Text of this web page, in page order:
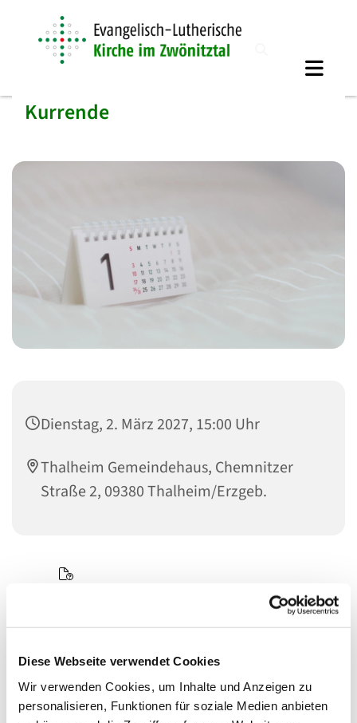
Diese Webseite verwendet Cookies
Wir verwenden Cookies, um Inhalte und Anzeigen zu
personalisieren, Funktionen für soziale Medien anbieten
Kurrende
Dienstag, 2. März 2027, 15:00 Uhr
Thalheim Gemeindehaus, Chemnitzer
Straße 2, 09380 Thalheim/Erzgeb.